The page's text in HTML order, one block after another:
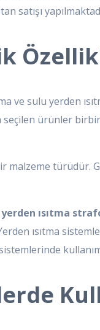
satışı
sulu yerden
seçilen ürünler
türüdür.
yerden ısıtma
ısıtma